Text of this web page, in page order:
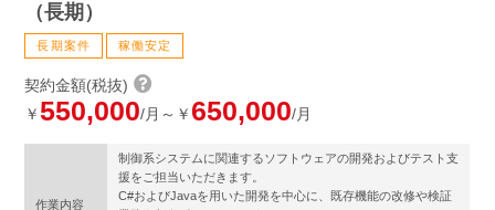
（長期）
長期案件 稼働安定
契約金額(税抜)
￥550,000/月～￥ 650,000/月
作業内容
制御系システムに関連するソフトウェアの開発およびテスト支
援をご担当いただきます。
C#およびJavaを用いた開発を中心に、既存機能の改修や検証